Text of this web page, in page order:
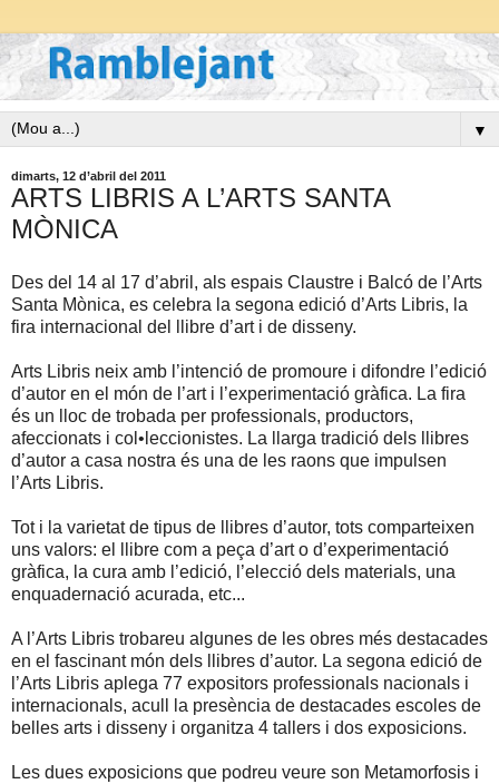
▼
dimarts, 12 d’abril del 2011
ARTS LIBRIS A L’ARTS SANTA
MÒNICA
Des del 14 al 17 d’abril, als espais Claustre i Balcó de l’Arts
Santa Mònica, es celebra la segona edició d’Arts Libris, la
fira internacional del llibre d’art i de disseny.
Arts Libris neix amb l’intenció de promoure i difondre l’edició
d’autor en el món de l’art i l’experimentació gràfica. La fira
és un lloc de trobada per professionals, productors,
afeccionats i col•leccionistes. La llarga tradició dels llibres
d’autor a casa nostra és una de les raons que impulsen
l’Arts Libris.
Tot i la varietat de tipus de llibres d’autor, tots comparteixen
uns valors: el llibre com a peça d’art o d’experimentació
gràfica, la cura amb l’edició, l’elecció dels materials, una
enquadernació acurada, etc...
A l’Arts Libris trobareu algunes de les obres més destacades
en el fascinant món dels llibres d’autor. La segona edició de
l’Arts Libris aplega 77 expositors professionals nacionals i
internacionals, acull la presència de destacades escoles de
belles arts i disseny i organitza 4 tallers i dos exposicions.
Les dues exposicions que podreu veure son Metamorfosis i